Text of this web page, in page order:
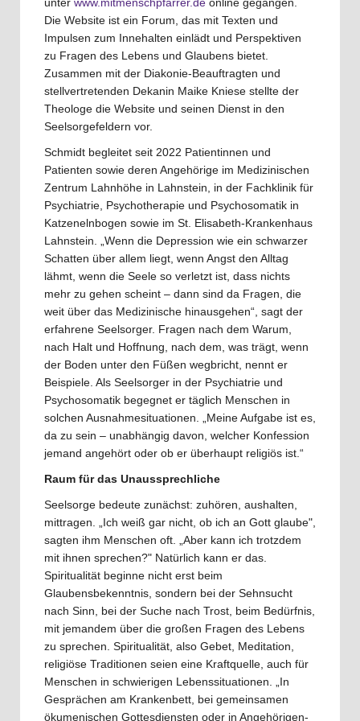
Die Website ist ein Forum, das mit Texten und
Impulsen zum Innehalten einlädt und Perspektiven
zu Fragen des Lebens und Glaubens bietet.
Zusammen mit der Diakonie-Beauftragten und
stellvertretenden Dekanin Maike Kniese stellte der
Theologe die Website und seinen Dienst in den
Seelsorgefeldern vor.
Schmidt begleitet seit 2022 Patientinnen und
Patienten sowie deren Angehörige im Medizinischen
Zentrum Lahnhöhe in Lahnstein, in der Fachklinik für
Psychiatrie, Psychotherapie und Psychosomatik in
Katzenelnbogen sowie im St. Elisabeth-Krankenhaus
Lahnstein. „Wenn die Depression wie ein schwarzer
Schatten über allem liegt, wenn Angst den Alltag
lähmt, wenn die Seele so verletzt ist, dass nichts
mehr zu gehen scheint – dann sind da Fragen, die
weit über das Medizinische hinausgehen“, sagt der
erfahrene Seelsorger. Fragen nach dem Warum,
nach Halt und Hoffnung, nach dem, was trägt, wenn
der Boden unter den Füßen wegbricht, nennt er
Beispiele. Als Seelsorger in der Psychiatrie und
Psychosomatik begegnet er täglich Menschen in
solchen Ausnahmesituationen. „Meine Aufgabe ist es,
da zu sein – unabhängig davon, welcher Konfession
jemand angehört oder ob er überhaupt religiös ist.“
Raum für das Unaussprechliche
Seelsorge bedeute zunächst: zuhören, aushalten,
mittragen. „Ich weiß gar nicht, ob ich an Gott glaube",
sagten ihm Menschen oft. „Aber kann ich trotzdem
mit ihnen sprechen?" Natürlich kann er das.
Spiritualität beginne nicht erst beim
Glaubensbekenntnis, sondern bei der Sehnsucht
nach Sinn, bei der Suche nach Trost, beim Bedürfnis,
mit jemandem über die großen Fragen des Lebens
zu sprechen. Spiritualität, also Gebet, Meditation,
religiöse Traditionen seien eine Kraftquelle, auch für
Menschen in schwierigen Lebenssituationen. „In
Gesprächen am Krankenbett, bei gemeinsamen
ökumenischen Gottesdiensten oder in Angehörigen-